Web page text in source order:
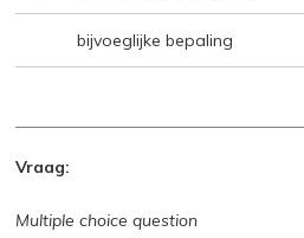
bijvoeglijke bepaling
Vraag:
Multiple choice question